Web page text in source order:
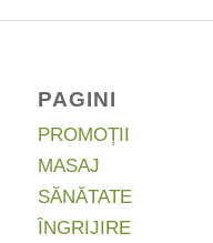
PAGINI
PROMOȚII
MASAJ
SĂNĂTATE
ÎNGRIJIRE